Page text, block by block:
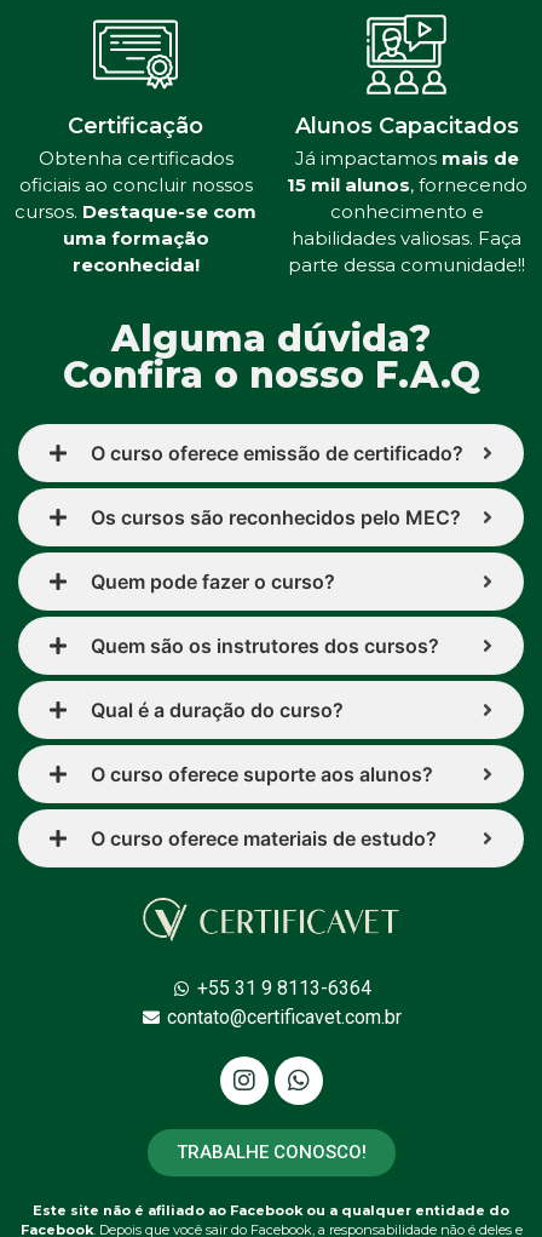
Certificação
Obtenha certificados
oficiais ao concluir nossos
cursos. Destaque-se com
uma formação
reconhecida!
Alunos Capacitados
Já impactamos mais de
15 mil alunos, fornecendo
conhecimento e
habilidades valiosas. Faça
parte dessa comunidade!!
Alguma dúvida?
Confira o nosso F.A.Q
O curso oferece emissão de certificado?
Os cursos são reconhecidos pelo MEC?
Quem pode fazer o curso?
Quem são os instrutores dos cursos?
Qual é a duração do curso?
O curso oferece suporte aos alunos?
O curso oferece materiais de estudo?
+55 31 9 8113-6364
contato@certificavet.com.br
TRABALHE CONOSCO!
Este site não é afiliado ao Facebook ou a qualquer entidade do
Facebook. Depois que você sair do Facebook, a responsabilidade não é deles e